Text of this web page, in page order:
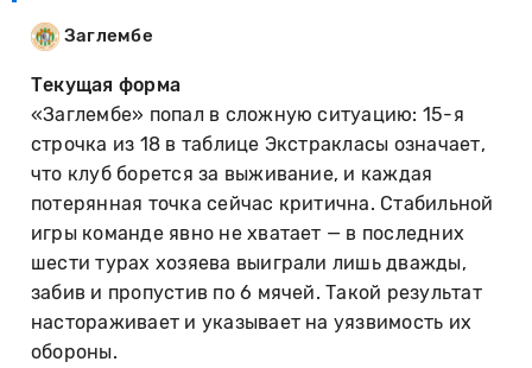
Заглембе
Текущая форма
«Заглембе» попал в сложную ситуацию: 15-я
строчка из 18 в таблице Экстракласы означает,
что клуб борется за выживание, и каждая
потерянная точка сейчас критична. Стабильной
игры команде явно не хватает — в последних
шести турах хозяева выиграли лишь дважды,
забив и пропустив по 6 мячей. Такой результат
настораживает и указывает на уязвимость их
обороны.